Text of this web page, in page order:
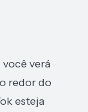
verá
redor do
esteja